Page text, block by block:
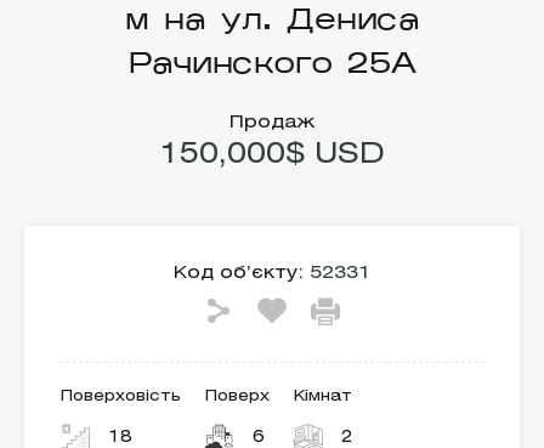
м на ул. Дениса
Рачинского 25А
Продаж
150,000$ USD
Код об’єкту: 52331
Поверховість
18
Поверх
6
Кімнат
2